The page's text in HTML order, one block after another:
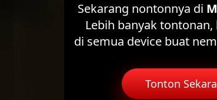
Sekarang nontonnya di
Lebih banyak
di semua device buat
Tonton